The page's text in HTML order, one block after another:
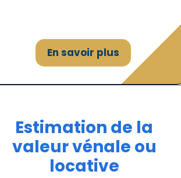
En savoir plus
Estimation de la
valeur vénale ou
locative